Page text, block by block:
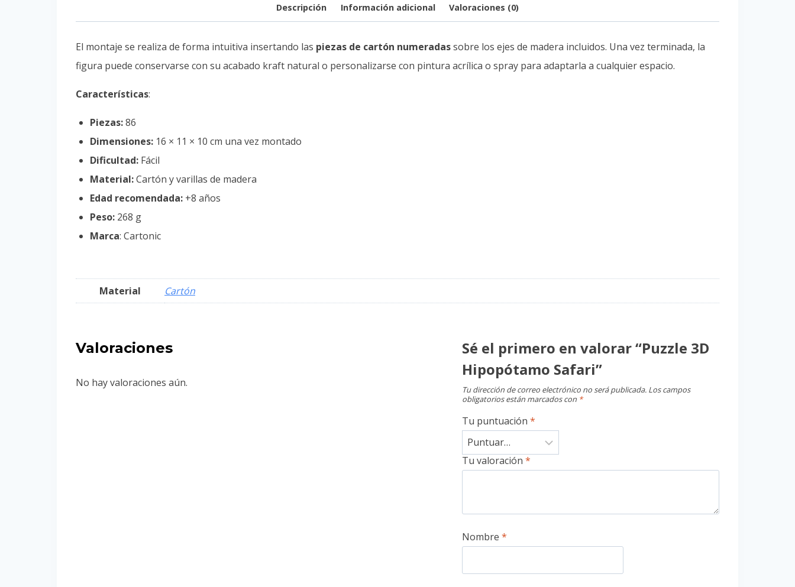
Descripción Información adicional Valoraciones (0)
El montaje se realiza de forma intuitiva insertando las piezas de cartón numeradassobre los ejes de madera incluidos. Una vez terminada, la
figura puede conservarse con su acabado kraft natural o personalizarse con pintura acrílica o spray para adaptarla a cualquier espacio.
Características:
Piezas:86
Dimensiones: 16 × 11 × 10 cm una vez montado
Dificultad: Fácil
Material:Cartón y varillas de madera
Edad recomendada: +8 años
Peso: 268 g
Marca: Cartonic
Material Cartón
Valoraciones
No hay valoraciones aún.
Sé el primero en valorar “Puzzle 3D
Hipopótamo Safari”
Tu dirección de correo electrónico no será publicada. Los campos
obligatorios están marcados con *
Tu puntuación *
Tu valoración *
Nombre *